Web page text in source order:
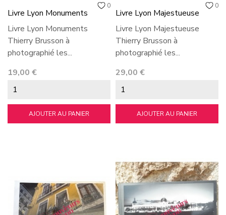
0
Livre Lyon Monuments
Livre Lyon Monuments
Thierry Brusson à
photographié les...
Prix
19,00 €
AJOUTER AU PANIER
0
Livre Lyon Majestueuse
Livre Lyon Majestueuse
Thierry Brusson à
photographié les...
Prix
29,00 €
AJOUTER AU PANIER